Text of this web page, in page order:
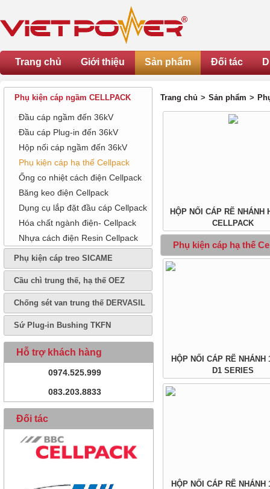
Trang chủ Giới thiệu Sản phẩm Đối tác
Phụ kiện cáp ngầm CELLPACK
Đầu cáp ngầm đến 36kV
Đầu cáp Plug-in đến 36kV
Hộp nối cáp ngầm đến 36kV
Phụ kiện cáp hạ thế Cellpack
Ống co nhiệt cách điện Cellpack
Băng keo điện Cellpack
Dụng cụ lắp đặt đầu cáp Cellpack
Hóa chất ngành điện- Cellpack
Nhựa cách điện Resin Cellpack
Phụ kiện cáp treo SICAME
Cầu chì trung thế, hạ thế OEZ
Chống sét van trung thế DERVASIL
Sứ Plug-in Bushing TKFN
Hỗ trợ khách hàng
0974.525.999
083.203.8833
Đối tác
Trang chủ > Sản phẩm >
HỘP NỐI CÁP RẼ NHÁNH
CELLPACK
Phụ kiện cáp hạ thế
HỘP NỐI CÁP RẼ NHÁNH
D1 SERIES
HỘP NỐI CÁP RẼ NHÁNH